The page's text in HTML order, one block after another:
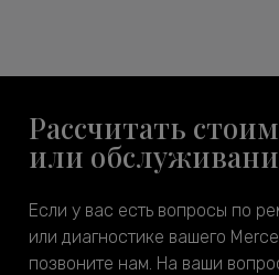
Рассчитать
или
Если у вас есть вопросы по
или диагностике вашего
позвоните нам. На ваши